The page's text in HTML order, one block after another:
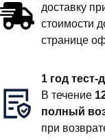
доставку
стоимости
странице
1 год тест-
В течение
полный
при